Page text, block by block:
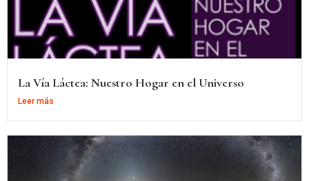
La Vía Láctea: Nuestro Hogar en el Universo
Leer más